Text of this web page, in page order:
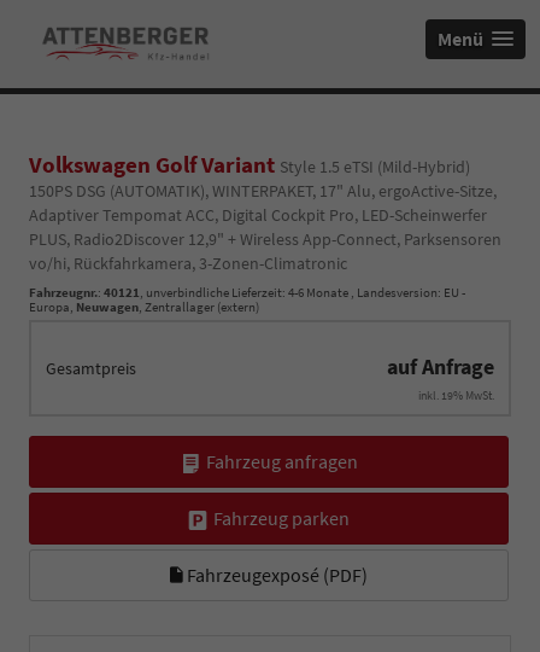
Menü
Volkswagen Golf Variant Style 1.5 eTSI (Mild-Hybrid)
150PS DSG (AUTOMATIK), WINTERPAKET, 17" Alu, ergoActive-Sitze,
Adaptiver Tempomat ACC, Digital Cockpit Pro, LED-Scheinwerfer
PLUS, Radio2Discover 12,9" + Wireless App-Connect, Parksensoren
vo/hi, Rückfahrkamera, 3-Zonen-Climatronic
Fahrzeugnr.: 40121, unverbindliche Lieferzeit: 4-6 Monate , Landesversion: EU -
Europa, Neuwagen, Zentrallager (extern)
Gesamtpreis auf Anfrage
inkl. 19% MwSt.
Fahrzeug anfragen
Fahrzeug parken
Fahrzeugexposé (PDF)